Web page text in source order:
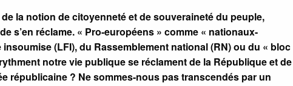
la notion de citoyenneté et de souveraineté du peuple,
s’en réclame. « Pro-européens » comme « nationaux-
(LFI), du Rassemblement national (RN) ou du « bloc
notre vie publique se réclament de la République et de
républicaine ? Ne sommes-nous pas transcendés par un